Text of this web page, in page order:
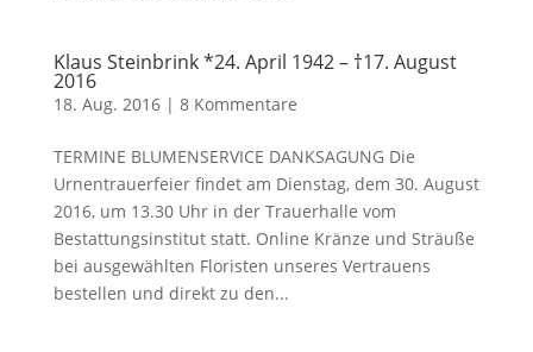
Klaus Steinbrink *24. April 1942 – †17. August
2016
18. Aug. 2016| 8 Kommentare
TERMINE BLUMENSERVICE DANKSAGUNG Die
Urnentrauerfeier findet am Dienstag, dem 30. August
2016, um 13.30 Uhr in der Trauerhalle vom
Bestattungsinstitut statt. Online Kränze und Sträuße
bei ausgewählten Floristen unseres Vertrauens
bestellen und direkt zu den...